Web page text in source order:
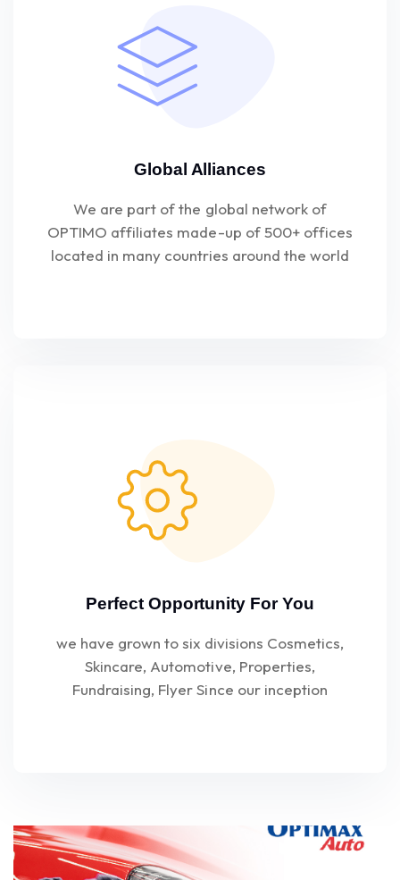
Global Alliances
We are part of the global network of
OPTIMO affiliates made-up of 500+ offices
located in many countries around the world
Perfect Opportunity For You
we have grown to six divisions Cosmetics,
Skincare, Automotive, Properties,
Fundraising, Flyer Since our inception